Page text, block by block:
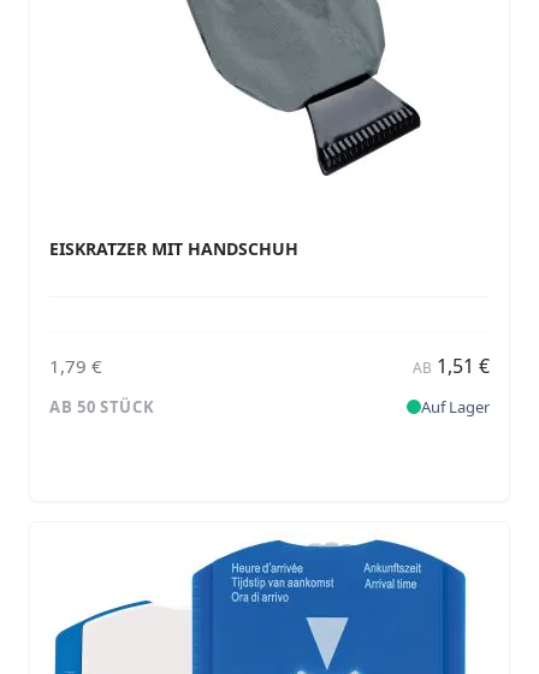
EISKRATZER MIT HANDSCHUH
1,79 € AB 1,51 €
AB 50 STÜCK Auf Lager